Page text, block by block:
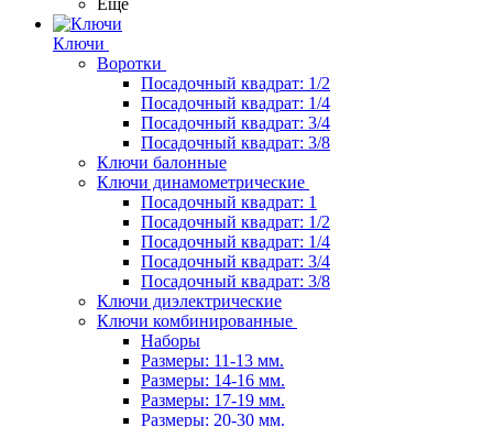
Еще
Ключи
Воротки
Посадочный квадрат: 1/2
Посадочный квадрат: 1/4
Посадочный квадрат: 3/4
Посадочный квадрат: 3/8
Ключи балонные
Ключи динамометрические
Посадочный квадрат: 1
Посадочный квадрат: 1/2
Посадочный квадрат: 1/4
Посадочный квадрат: 3/4
Посадочный квадрат: 3/8
Ключи диэлектрические
Ключи комбинированные
Наборы
Размеры: 11-13 мм.
Размеры: 14-16 мм.
Размеры: 17-19 мм.
Размеры: 20-30 мм.